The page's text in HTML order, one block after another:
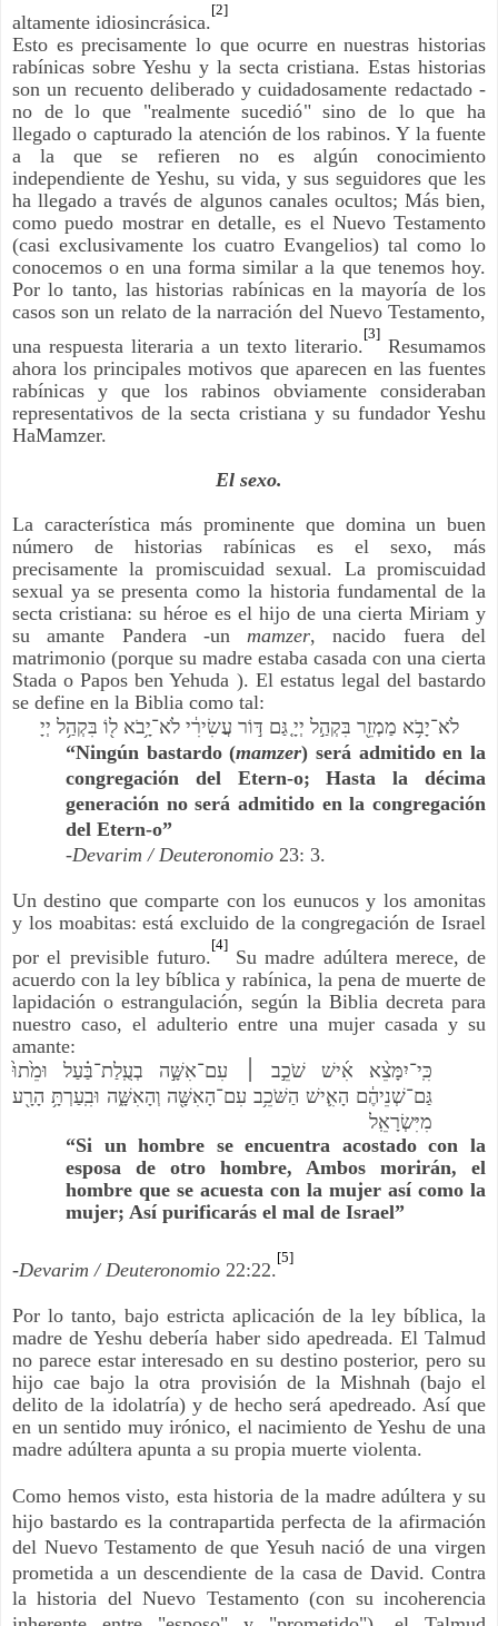
altamente idiosincrásica.
[2]
Esto es precisamente lo que ocurre en nuestras historias
rabínicas sobre Yeshu y la secta cristiana. Estas historias
son un recuento deliberado y cuidadosamente redactado -
no de lo que "realmente sucedió" sino de lo que ha
llegado o capturado la atención de los rabinos. Y la fuente
a la que se refieren no es algún conocimiento
independiente de Yeshu, su vida, y sus seguidores que les
ha llegado a través de algunos canales ocultos; Más bien,
como puedo mostrar en detalle, es el Nuevo Testamento
(casi exclusivamente los cuatro Evangelios) tal como lo
conocemos o en una forma similar a la que tenemos hoy.
Por lo tanto, las historias rabínicas en la mayoría de los
casos son un relato de la narración del Nuevo Testamento,
una respuesta literaria a un texto literario.
[3]
Resumamos
ahora los principales motivos que aparecen en las fuentes
rabínicas y que los rabinos obviamente consideraban
representativos de la secta cristiana y su fundador Yeshu
HaMamzer.
El sexo.
La característica más prominente que domina un buen
número de historias rabínicas es el sexo, más
precisamente la promiscuidad sexual. La promiscuidad
sexual ya se presenta como la historia fundamental de la
secta cristiana: su héroe es el hijo de una cierta Miriam y
su amante Pandera -un mamzer, nacido fuera del
matrimonio (porque su madre estaba casada con una cierta
Stada o Papos ben Yehuda ). El estatus legal del bastardo
se define en la Biblia como tal:
לֹא־יָבֹ֥א מַמְזֵ֖ר בִּקְהַ֣ל יְיָ גַּ֚ם דּ֣וֹר עֲשִׂירִ֔י לֹא־יָ֥בֹא ל֖וֹ בִּקְהַ֥ל יְיָ
“Ningún bastardo (mamzer) será admitido en la
congregación del Etern-o; Hasta la décima
generación no será admitido en la congregación
del Etern-o”
-Devarim / Deuteronomio 23: 3.
Un destino que comparte con los eunucos y los amonitas
y los moabitas: está excluido de la congregación de Israel
por el previsible futuro.
[4]
Su madre adúltera merece, de
acuerdo con la ley bíblica y rabínica, la pena de muerte de
lapidación o estrangulación, según la Biblia decreta para
nuestro caso, el adulterio entre una mujer casada y su
amante:
כִּֽי־יִמָּצֵ֨א אִ֜ישׁ שֹׁכֵ֣ב ׀ עִם־אִשָּׁ֣ה בְעֻֽלַת־בַּ֗עַל וּמֵ֙תוּ֙
גַּם־שְׁנֵיהֶ֔ם הָאִ֛ישׁ הַשֹּׁכֵ֥ב עִם־הָאִשָּׁ֖ה וְהָאִשָּׁ֑ה וּבִֽעַרְתָּ֥ הָרָ֖ע
מִיִּשְׂרָאֵֽל
“Si un hombre se encuentra acostado con la
esposa de otro hombre, Ambos morirán, el
hombre que se acuesta con la mujer así como la
mujer; Así purificarás el mal de Israel”
-Devarim / Deuteronomio 22:22.
[5]
Por lo tanto, bajo estricta aplicación de la ley bíblica, la
madre de Yeshu debería haber sido apedreada. El Talmud
no parece estar interesado en su destino posterior, pero su
hijo cae bajo la otra provisión de la Mishnah (bajo el
delito de la idolatría) y de hecho será apedreado. Así que
en un sentido muy irónico, el nacimiento de Yeshu de una
madre adúltera apunta a su propia muerte violenta.
Como hemos visto, esta historia de la madre adúltera y su
hijo bastardo es la contrapartida perfecta de la afirmación
del Nuevo Testamento de que Yesuh nació de una virgen
prometida a un descendiente de la casa de David. Contra
la historia del Nuevo Testamento (con su incoherencia